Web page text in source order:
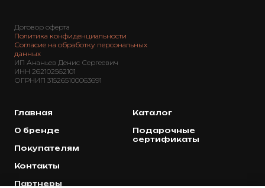
Договор оферта
Политика конфиденциальности
Согласие на обработку персональных
данных
ИП Ананьев Денис Сергеевич
ИНН 262102562101
ОГРНИП 315265100063691
Главная
О бренде
Покупателям
Контакты
Партнеры
Каталог
Подарочные
сертификаты